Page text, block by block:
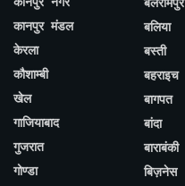
कानपुर मंडल
केरला
कौशाम्बी
खेल
गाजियाबाद
गुजरात
गोण्डा
बलिया
बस्ती
बहराइच
बागपत
बांदा
बाराबंकी
बिज़नेस